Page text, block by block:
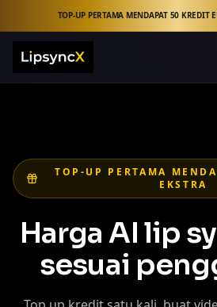
TOP-UP PERTAMA MENDAPAT 50 KREDIT
TOP-UP PERTAMA
EKSTRA
Harga AI lip
sesuai